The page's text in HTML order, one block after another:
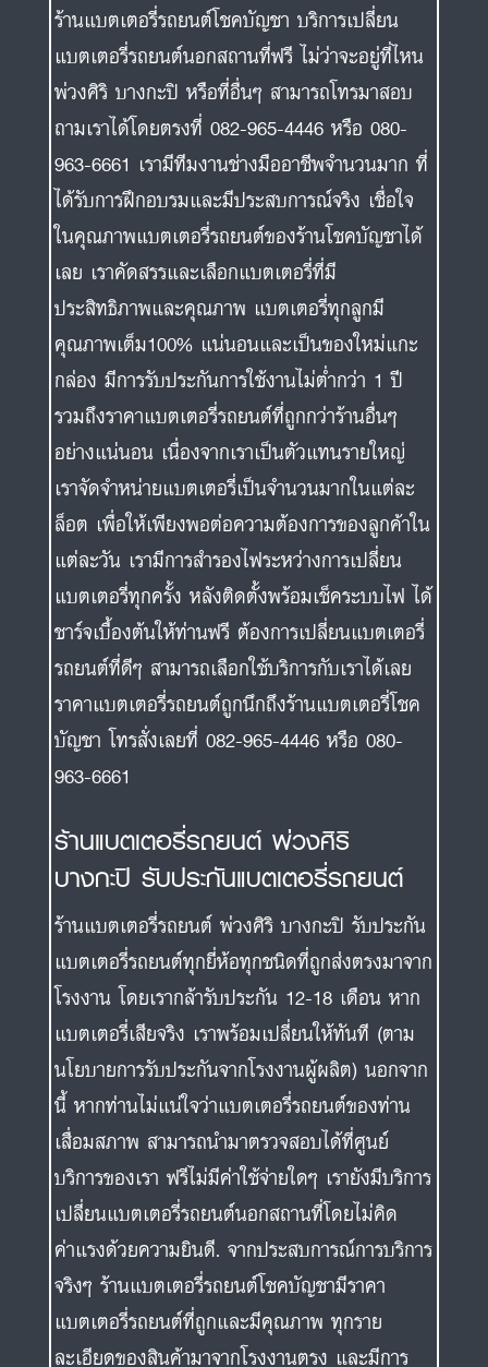
ร้านแบตเตอรี่รถยนต์โชคบัญชา บริการเปลี่ยน
แบตเตอรี่รถยนต์นอกสถานที่ฟรี ไม่ว่าจะอยู่ที่ไหน
พ่วงศิริ บางกะปิ หรือที่อื่นๆ สามารถโทรมาสอบ
ถามเราได้โดยตรงที่ 082-965-4446 หรือ 080-
963-6661 เรามีทีมงานช่างมืออาชีพจำนวนมาก ที่
ได้รับการฝึกอบรมและมีประสบการณ์จริง เชื่อใจ
ในคุณภาพแบตเตอรี่รถยนต์ของร้านโชคบัญชาได้
เลย เราคัดสรรและเลือกแบตเตอรี่ที่มี
ประสิทธิภาพและคุณภาพ แบตเตอรี่ทุกลูกมี
คุณภาพเต็ม100% แน่นอนและเป็นของใหม่แกะ
กล่อง มีการรับประกันการใช้งานไม่ต่ำกว่า 1 ปี
รวมถึงราคาแบตเตอรี่รถยนต์ที่ถูกกว่าร้านอื่นๆ
อย่างแน่นอน เนื่องจากเราเป็นตัวแทนรายใหญ่
เราจัดจำหน่ายแบตเตอรี่เป็นจำนวนมากในแต่ละ
ล็อต เพื่อให้เพียงพอต่อความต้องการของลูกค้าใน
แต่ละวัน เรามีการสำรองไฟระหว่างการเปลี่ยน
แบตเตอรี่ทุกครั้ง หลังติดตั้งพร้อมเช็คระบบไฟ ได้
ชาร์จเบื้องต้นให้ท่านฟรี ต้องการเปลี่ยนแบตเตอรี่
รถยนต์ที่ดีๆ สามารถเลือกใช้บริการกับเราได้เลย
ราคาแบตเตอรี่รถยนต์ถูกนึกถึงร้านแบตเตอรี่โชค
บัญชา โทรสั่งเลยที่ 082-965-4446 หรือ 080-
963-6661
ร้านแบตเตอรี่รถยนต์ พ่วงศิริ
บางกะปิ รับประกันแบตเตอรี่รถยนต์
ร้านแบตเตอรี่รถยนต์ พ่วงศิริ บางกะปิ รับประกัน
แบตเตอรี่รถยนต์ทุกยี่ห้อทุกชนิดที่ถูกส่งตรงมาจาก
โรงงาน โดยเรากล้ารับประกัน 12-18 เดือน หาก
แบตเตอรี่เสียจริง เราพร้อมเปลี่ยนให้ทันที (ตาม
นโยบายการรับประกันจากโรงงานผู้ผลิต) นอกจาก
นี้ หากท่านไม่แน่ใจว่าแบตเตอรี่รถยนต์ของท่าน
เสื่อมสภาพ สามารถนำมาตรวจสอบได้ที่ศูนย์
บริการของเรา ฟรีไม่มีค่าใช้จ่ายใดๆ เรายังมีบริการ
เปลี่ยนแบตเตอรี่รถยนต์นอกสถานที่โดยไม่คิด
ค่าแรงด้วยความยินดี. จากประสบการณ์การบริการ
จริงๆ ร้านแบตเตอรี่รถยนต์โชคบัญชามีราคา
แบตเตอรี่รถยนต์ที่ถูกและมีคุณภาพ ทุกราย
ละเอียดของสินค้ามาจากโรงงานตรง และมีการ